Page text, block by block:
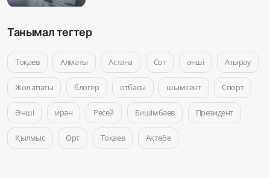
Танымал тегтер
Тоқаев Алматы Астана Сот әнші Атырау
Жол апаты блогер отбасы шымкент Спорт
Әнші иран Ресей Бишімбаев Президент
Қылмыс Өрт Тоқаев Ақтөбе